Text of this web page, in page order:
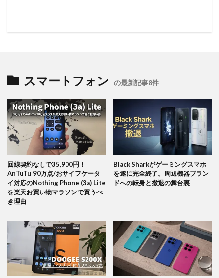
スマートフォン の最新記事8件
回線契約なしで35,900円！
AnTuTu 90万点/おサイフケータ
イ対応のNothing Phone (3a) Lite
を楽天お買い物マラソンで買うべ
き理由
Black Sharkがゲーミングスマホ
を遂に完全終了。周辺機器ブラン
ドへの転身と撤退の舞台裏